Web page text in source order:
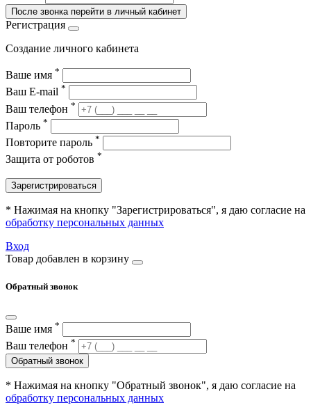
После звонка перейти в личный кабинет
Регистрация
Создание личного кабинета
Ваше имя *
Ваш E-mail *
Ваш телефон *
Пароль *
Повторите пароль *
Защита от роботов *
Зарегистрироваться
* Нажимая на кнопку "Зарегистрироваться", я даю согласие на
обработку персональных данных
Вход
Товар добавлен в корзину
Обратный звонок
Ваше имя *
Ваш телефон *
Обратный звонок
* Нажимая на кнопку "Обратный звонок", я даю согласие на
обработку персональных данных